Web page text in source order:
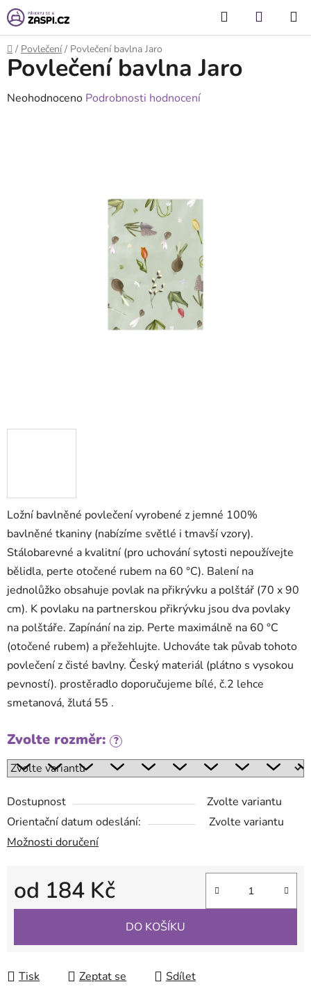
Přejít na obsah Hledat
KOŠÍK
Domů
/ Povlečení / Povlečení bavlna Jaro
Ložní bavlněné povlečení vyrobené z jemné 100%
bavlněné tkaniny (nabízíme světlé i tmavší vzory).
Stálobarevné a kvalitní (pro uchování sytosti nepoužívejte
bělidla, perte otočené rubem na 60 °C). Balení na
jednolůžko obsahuje povlak na přikrývku a polštář (70 x 90
cm). K povlaku na partnerskou přikrývku jsou dva povlaky
na polštáře. Zapínání na zip. Perte maximálně na 60 °C
(otočené rubem) a přežehlujte. Uchováte tak půvab tohoto
povlečení z čisté bavlny. Český materiál (plátno s vysokou
pevností). prostěradlo doporučujeme bílé, č.2 lehce
smetanová, žlutá 55 .
Zvolte rozměr: ?
Dostupnost
Zvolte variantu
Orientační datum odeslání:
Zvolte variantu
Možnosti doručení
od 184 Kč
Měrná cena:
DO KOŠÍKU
Tisk Zeptat se Sdílet
Povlečení bavlna Jaro
Průměrné
Neohodnoceno Podrobnosti hodnocení